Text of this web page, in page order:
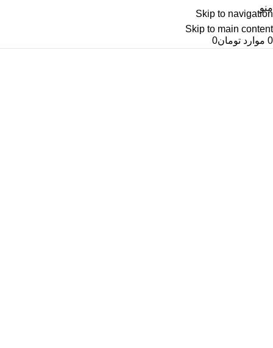
Skip to navigation
Skip to main content
منو
0 موارد تومان0